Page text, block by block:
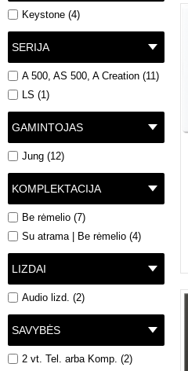
Keystone (4)
SERIJA
A 500, AS 500, A Creation (11)
LS (1)
GAMINTOJAS
Jung (12)
KOMPLEKTACIJA
Be rėmelio (7)
Su atrama | Be rėmelio (4)
LIZDAI
Audio lizd. (2)
SAVYBĖS
2 vt. Tel. arba Komp. (2)